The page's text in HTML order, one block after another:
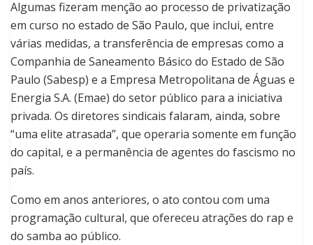
Algumas fizeram menção ao processo de privatização
em curso no estado de São Paulo, que inclui, entre
várias medidas, a transferência de empresas como a
Companhia de Saneamento Básico do Estado de São
Paulo (Sabesp) e a Empresa Metropolitana de Águas e
Energia S.A. (Emae) do setor público para a iniciativa
privada. Os diretores sindicais falaram, ainda, sobre
“uma elite atrasada”, que operaria somente em função
do capital, e a permanência de agentes do fascismo no
país.
Como em anos anteriores, o ato contou com uma
programação cultural, que ofereceu atrações do rap e
do samba ao público.